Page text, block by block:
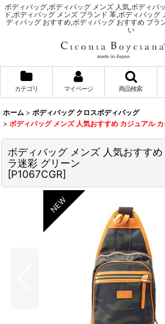
ボディバッグ,ボディバッグ メンズ 人気,ボディバ
ド,ボディバッグ メンズ ブランド 革,ボディバッグ
ディバッグ おすすめ,ボディバッグ おすすめ ブラ
い
カテゴリ マイページ 商品検索
ホーム > ボディバッグ クロスボディバッグ
> ボディバッグ メンズ 人気おすすめ カジュアル
ボディバッグ メンズ 人気おすす
ラ迷彩 グリーン
[P1067CGR]